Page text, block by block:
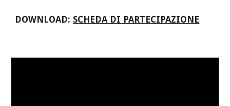
DOWNLOAD: SCHEDA DI PARTECIPAZIONE